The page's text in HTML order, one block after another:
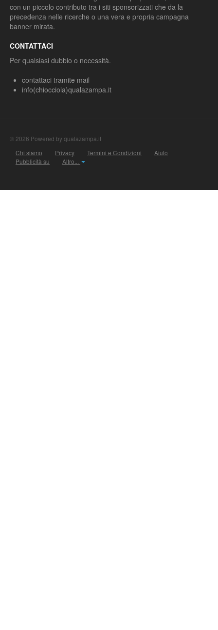
con un piccolo contributo tra i siti sponsorizzati che da la
precedenza nelle ricerche o una vera e propria campagna
banner mirata.
CONTATTACI
Per qualsiasi dubbio o necessità.
contattaci tramite mail
info(chiocciola)qualazampa.it
© 2026 Powered by qualazampa.it
Chi siamo
Privacy Termini e Condizioni
Aiuto
Pubblicità su
Altro...